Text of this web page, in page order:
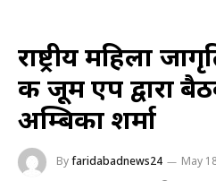
राष्ट्रीय महिला
की जूम एप द्वारा
अम्बिका शर्मा
Byfaridabadnews24 May